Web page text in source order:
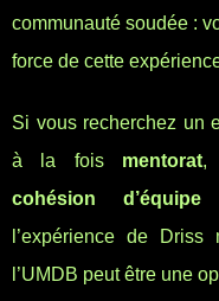
communauté soudée :
force de cette
Si vous recherchez un
à la fois mentorat
cohésion d’équipe
l’expérience de Driss
l’UMDB peut être une